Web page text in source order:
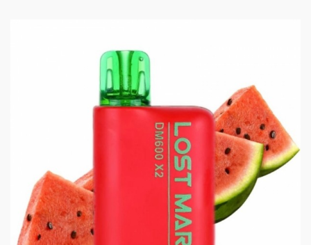
Design als auch Funktionalität beeindruckt. Es ist ein
Produkt, das entwickelt wurde, um den Anforderungen
unserer Kunden gerecht zu werden und gleichzeitig
einen Hauch von Eleganz und Stil hinzuzufügen.
Probieren Sie es aus und erleben Sie den Unterschied
Das Produkt wird in einer praktischen und
wirtschaftlichen Verpackung mit 5 Stück geliefert, die
leicht zu öffnen und zu verwenden ist. Einfach
auspacken, inhalieren und den vollen Geschmack